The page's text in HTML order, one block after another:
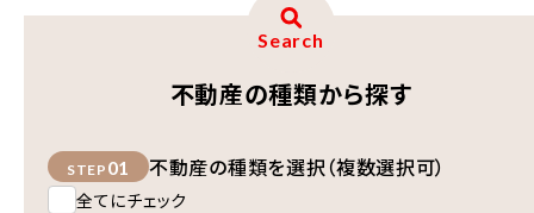
Search
不動産の種類から探す
STEP 01 不動産の種類を選択（複数選択可）
全てにチェック